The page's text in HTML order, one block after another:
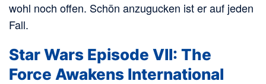
wohl noch offen. Schön anzugucken ist er auf jeden
Fall.
Star Wars Episode VII: The
Force Awakens International